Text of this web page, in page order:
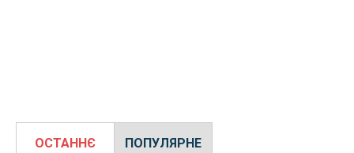
ОСТАННЄ ПОПУЛЯРНЕ